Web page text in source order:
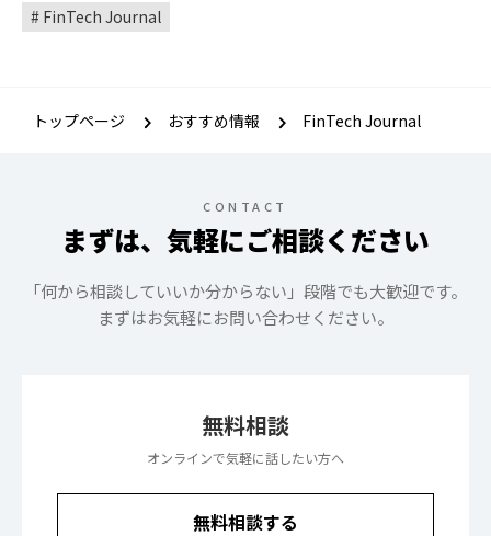
レポート』が紹介されました。
FinTech Journal
トップページ おすすめ情報 FinTech Journal
CONTACT
まずは、気軽にご相談ください
「何から相談していいか分からない」段階でも大歓迎です。
まずはお気軽にお問い合わせください。
無料相談
オンラインで気軽に話したい方へ
無料相談する